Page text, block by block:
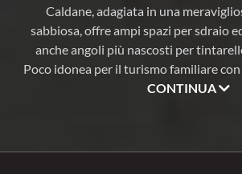
Caldane, adagiata in una
sabbiosa, offre ampi spazi per sdraio
anche angoli più nascosti per
Poco idonea per il turismo familiare
CONTINUA